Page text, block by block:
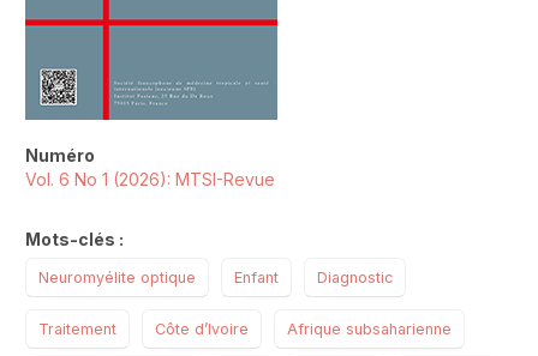
Numéro
Vol. 6 No 1 (2026): MTSI-Revue
Mots-clés :
Neuromyélite optique Enfant Diagnostic
Traitement Côte d’Ivoire Afrique subsaharienne